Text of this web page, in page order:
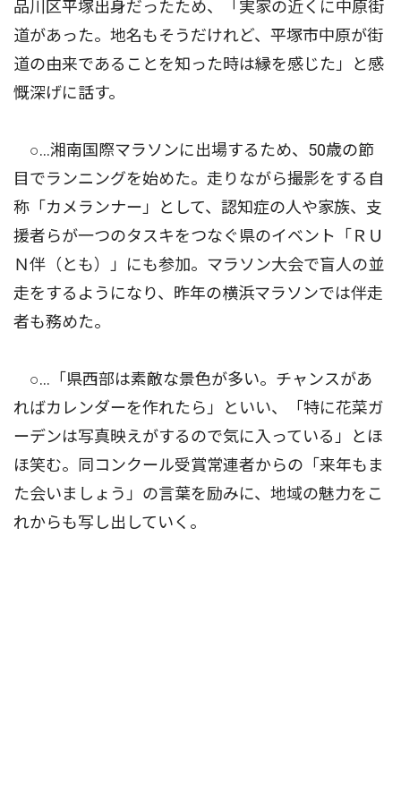
品川区平塚出身だったため、「実家の近くに中原街
道があった。地名もそうだけれど、平塚市中原が街
道の由来であることを知った時は縁を感じた」と感
慨深げに話す。
○…湘南国際マラソンに出場するため、50歳の節
目でランニングを始めた。走りながら撮影をする自
称「カメランナー」として、認知症の人や家族、支
援者らが一つのタスキをつなぐ県のイベント「ＲＵ
Ｎ伴（とも）」にも参加。マラソン大会で盲人の並
走をするようになり、昨年の横浜マラソンでは伴走
者も務めた。
○…「県西部は素敵な景色が多い。チャンスがあ
ればカレンダーを作れたら」といい、「特に花菜ガ
ーデンは写真映えがするので気に入っている」とほ
ほ笑む。同コンクール受賞常連者からの「来年もま
た会いましょう」の言葉を励みに、地域の魅力をこ
れからも写し出していく。